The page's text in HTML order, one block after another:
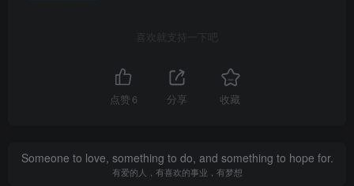
喜欢就支持一下吧
点赞 6 分享 收藏
Someone to love, something to do, and something to hope for.
有爱的人，有喜欢的事业，有梦想